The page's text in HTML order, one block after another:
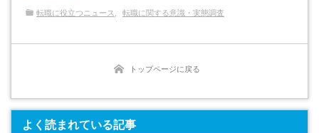
転職に役立つニュース 転職に関する意識・実態調査
トップページに戻る
よく読まれている記事